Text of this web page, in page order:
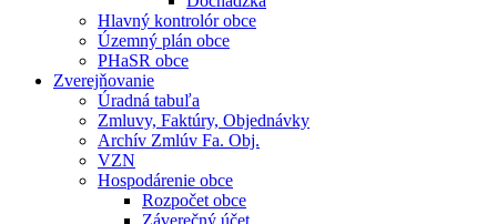
Hlavný kontrolór obce
Územný plán obce
PHaSR obce
Zverejňovanie
Úradná tabuľa
Zmluvy, Faktúry, Objednávky
Archív Zmlúv Fa. Obj.
VZN
Hospodárenie obce
Rozpočet obce
Záverečný účet